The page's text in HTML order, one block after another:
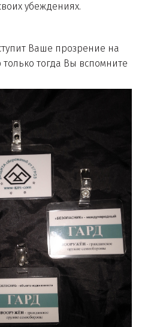
убеждениях.
Ваше прозрение на
только тогда Вы вспомните